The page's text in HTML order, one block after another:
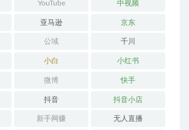
YouTube 中视频
亚马逊 京东
公域 千川
小白 小红书
微博 快手
抖音 抖音小店
新手网赚 无人直播